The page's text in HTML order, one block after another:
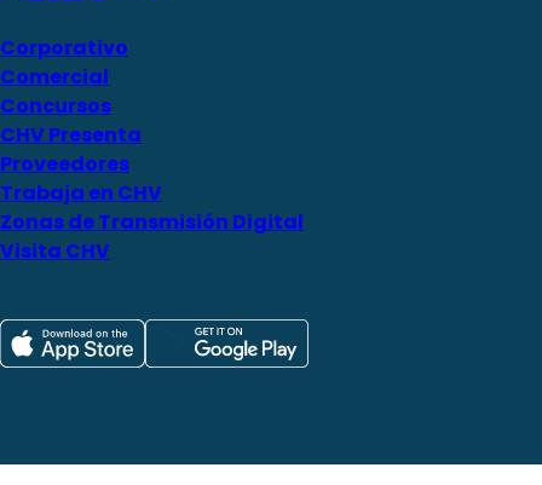
Corporativo
Comercial
Concursos
CHV Presenta
Proveedores
Trabaja en CHV
Zonas de Transmisión Digital
Visita CHV